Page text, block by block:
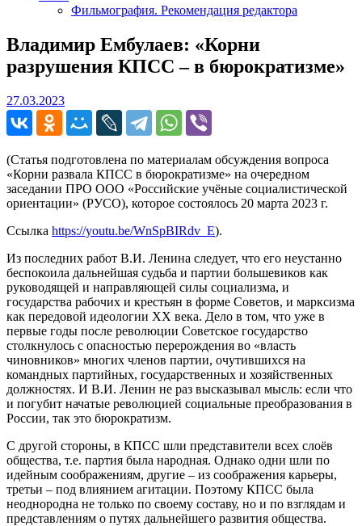
Фильмография. Рекомендация редактора
Владимир Ембулаев: «Корни
разрушения КПСС – в бюрократизме»
27.03.202327.03.2023
(Статья подготовлена по материалам обсуждения вопроса
«Корни развала КПСС в бюрократизме» на очередном
заседании ПРО ООО «Российские учёные социалистической
ориентации» (РУСО), которое состоялось 20 марта 2023 г.
Ссылка https://youtu.be/WnSpBIRdv_E).
Из последних работ В.И. Ленина следует, что его неустанно
беспокоила дальнейшая судьба и партии большевиков как
руководящей и направляющей силы социализма, и
государства рабочих и крестьян в форме Советов, и марксизма
как передовой идеологии XX века. Дело в том, что уже в
первые годы после революции Советское государство
столкнулось с опасностью перерождения во «власть
чиновников» многих членов партии, очутившихся на
командных партийных, государственных и хозяйственных
должностях. И В.И. Ленин не раз высказывал мысль: если что
и погубит начатые революцией социальные преобразования в
России, так это бюрократизм.
С другой стороны, в КПСС шли представители всех слоёв
общества, т.е. партия была народная. Однако одни шли по
идейным соображениям, другие – из соображения карьеры,
третьи – под влиянием агитации. Поэтому КПСС была
неоднородна не только по своему составу, но и по взглядам и
представлениям о путях дальнейшего развития общества.